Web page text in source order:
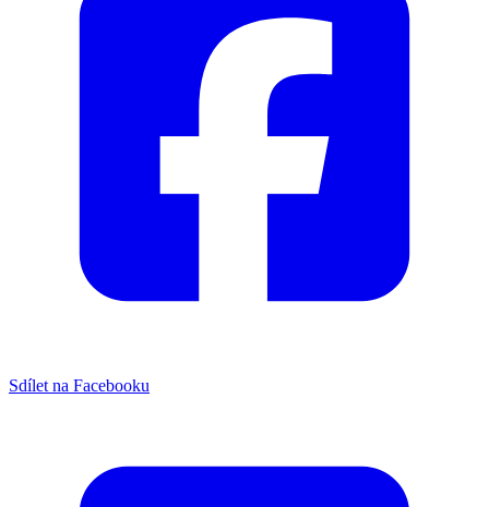
Sdílet na Facebooku